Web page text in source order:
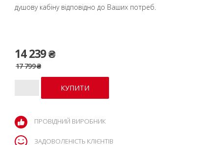
душову кабіну відповідно до Ваших потреб.
14 239 ₴
17 799 ₴
ПРОВІДНИЙ ВИРОБНИК
ЗАДОВОЛЕНІСТЬ КЛІЄНТІВ